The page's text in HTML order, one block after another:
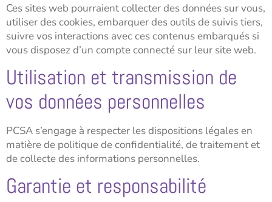
Ces sites web pourraient collecter des données sur vous,
utiliser des cookies, embarquer des outils de suivis tiers,
suivre vos interactions avec ces contenus embarqués si
vous disposez d’un compte connecté sur leur site web.
Utilisation et transmission de
vos données personnelles
PCSA s’engage à respecter les dispositions légales en
matière de politique de confidentialité, de traitement et
de collecte des informations personnelles.
Garantie et responsabilité